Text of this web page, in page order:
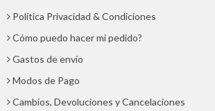
Política Privacidad & Condiciones
Cómo puedo hacer mi pedido?
Gastos de envío
Modos de Pago
Cambios, Devoluciones y Cancelaciones